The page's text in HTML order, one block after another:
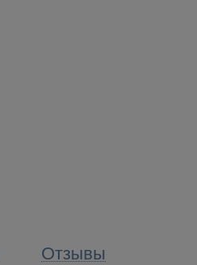
Отзывы